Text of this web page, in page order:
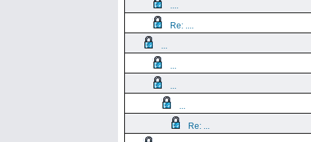
....
Re: ....
...
...
...
...
Re: ...